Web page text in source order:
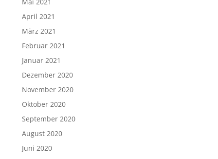
September 2021
August 2021
Juli 2021
Juni 2021
Mai 2021
April 2021
März 2021
Februar 2021
Januar 2021
Dezember 2020
November 2020